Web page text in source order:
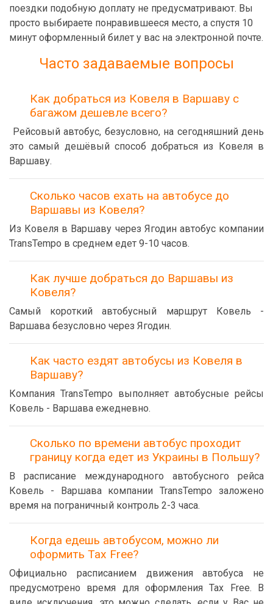
поездки подобную доплату не предусматривают. Вы
просто выбираете понравившееся место, а спустя 10
минут оформленный билет у вас на электронной почте.
Часто задаваемые вопросы
Как добраться из Ковеля в Варшаву с
багажом дешевле всего?
Рейсовый автобус, безусловно, на сегодняшний день
это самый дешёвый способ добраться из Ковеля в
Варшаву.
Сколько часов ехать на автобусе до
Варшавы из Ковеля?
Из Ковеля в Варшаву через Ягодин автобус компании
TransTempo в среднем едет 9-10 часов.
Как лучше добраться до Варшавы из
Ковеля?
Самый короткий автобусный маршрут Ковель -
Варшава безусловно через Ягодин.
Как часто ездят автобусы из Ковеля в
Варшаву?
Компания TransTempo выполняет автобусные рейсы
Ковель - Варшава ежедневно.
Сколько по времени автобус проходит
границу когда едет из Украины в Польшу?
В расписание международного автобусного рейса
Ковель - Варшава компании TransTempo заложено
время на пограничный контроль 2-3 часа.
Когда едешь автобусом, можно ли
оформить Tax Free?
Официально расписанием движения автобуса не
предусмотрено время для оформления Tax Free. В